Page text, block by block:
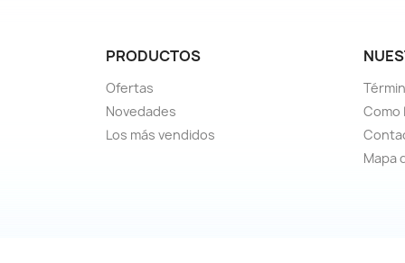
PRODUCTOS
Ofertas
Novedades
Los más vendidos
Como
Mapa